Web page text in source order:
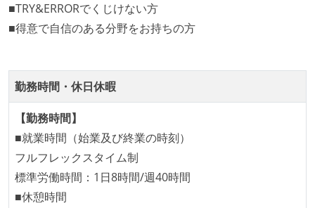
ロントエンド、バックエンド、インフラといった役割
の境界を超えて、個人が必要な範囲にまで染み出して
ユーザーのニーズや課題を理解するために、開発チー
ムのメンバーが、ユーザーインタビューに参加してい
1年以内に、技術負債を解消するためのプロジェクト
や、古くなったツールのリプレイスプロジェクトがボ
トムアップで実施されたことがある
OS やエディタ、IDE といった個人の環境は、各自の責
■TRY&ERRORでくじけない方
■得意で自信のある分野をお持ちの方
勤務時間・休日休暇
【勤務時間】
■就業時間（始業及び終業の時刻）
フルフレックスタイム制
標準労働時間：1日8時間/週40時間
■休憩時間